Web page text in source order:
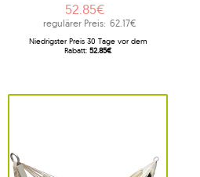
52.85€
regulärer Preis: 62.17€
Niedrigster Preis 30 Tage vor dem
Rabatt: 52.85€